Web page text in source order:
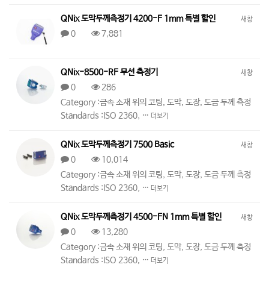
새창
QNix 도막두께측정기 4200-F 1mm 특별 할인
0
7,881
새창
QNix-8500-RF 무선 측정기
0
286
Category :금속 소재 위의 코팅, 도막, 도장, 도금 두께 측정
Standards :ISO 2360, … 더보기
새창
QNix 도막두께측정기 7500 Basic
0
10,014
Category :금속 소재 위의 코팅, 도막, 도장, 도금 두께 측정
Standards :ISO 2360, … 더보기
새창
QNix 도막두께측정기 4500-FN 1mm 특별 할인
0
13,280
Category :금속 소재 위의 코팅, 도막, 도장, 도금 두께 측정
Standards :ISO 2360, … 더보기